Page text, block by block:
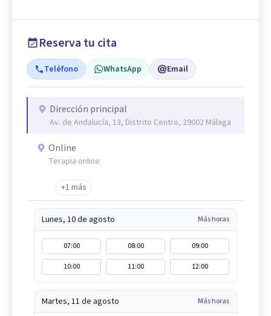
Reserva tu cita
Teléfono WhatsApp Email
Dirección principal
Av. de Andalucía, 13, Distrito Centro, 29002 Málaga
Online
Terapia online
+1 más
Lunes, 10 de agosto Más horas
07:00 08:00
09:00
10:00
11:00 12:00
Martes, 11 de agosto Más horas